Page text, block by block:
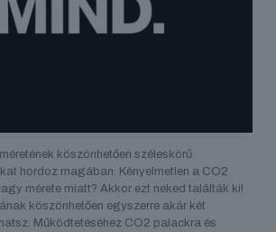
köszönhetően széleskörű
hordoz magában. Kényelmetlen a CO2
mérete miatt? Akkor ezt neked találták ki!
köszönhetően egyszerre akár két
Működtetéséhez CO2 palackra és